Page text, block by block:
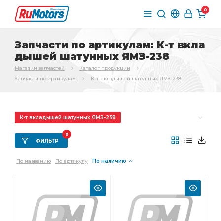
0
Запчасти по артикулам: К-т вкла
дышей шатунных ЯМЗ-238
Магазин запчастей
Каталог продукции
Запчасти по артикулам
К-т вкладышей шатунных ЯМЗ-238
К-т вкладышей шатунных ЯМЗ-238
Элемент фильтрующий
Комплект шатунных вкладышей
шатунных вкладышей К-т вкладышей
Привод вентилятора
коробки передач Двигатель без коробки
Двигатель без коробки передач Комплект коренных
ФИЛЬТР
0
По названию По артикулу По наличию